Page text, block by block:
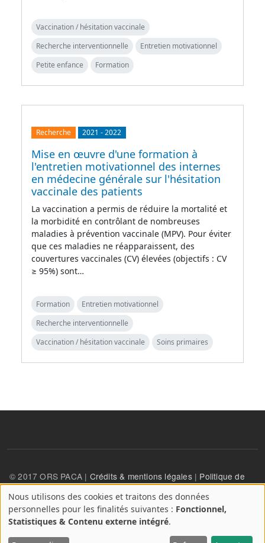
Vaccination / hésitation vaccinale
Recherche interventionnelle
Entretien motivationnel
Petite enfance
Formation
Recherche 2021 -2022
Mise en œuvre d'une formation à
l'entretien motivationnel des internes
en médecine générale sur l'hésitation
vaccinale des patients
La vaccination a permis de réduire la mortalité et
la morbidité en contrôlant de nombreuses
maladies à prévention vaccinale (MPV). Pour éviter
que ces maladies ne réapparaissent, des
couvertures vaccinales (CV) élevées (objectifs : CV
≥ 95%) sont…
Formation
Entretien motivationnel
Recherche interventionnelle
Vaccination / hésitation vaccinale
Soins primaires
© 2017 ORS PACA | Crédits & mentions légales| Politique de
confidentialité
User account menu
Se connecter
A
propos
Nous utilisons des cookies et traitons des données
personnelles pour les finalités suivantes : Fonctionnel,
Statistiques & Contenu externe intégré.